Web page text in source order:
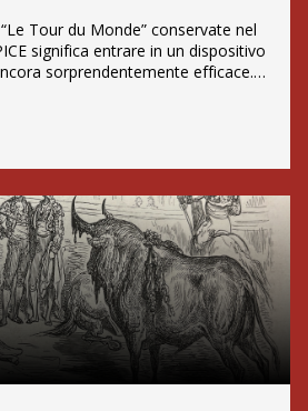
Tour du Monde” conservate nel
significa entrare in un dispositivo
sorprendentemente efficace.
un racconto del mondo
e spettacolare.